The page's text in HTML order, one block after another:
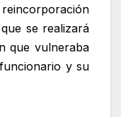
se realizará
que vulneraba
y su